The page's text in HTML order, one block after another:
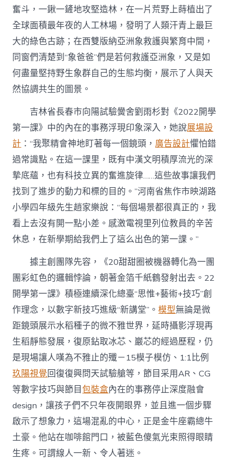
奮斗，一鍬一鏟地攻堅造林，在一片荒野上蒔植出了
全球面積最年夜的人工林場，發明了人類汗青上最巨
大的綠色古跡；在西雙版納亞洲象救護與繁育中間，
同窗們清楚到“象爸爸”們是若何救護亞洲象，又是如
何盡量堅持野生象群自己的生態均衡，展示了人與天
然協調共生的圖景。
吉林省長春市向陽試驗黌舍劉雨杉對《2022開學
第一課》中的內在的事務浮現印象深入，她說展場設
計 ：“我聚精會神地盯著每一個鏡頭，廣告設計懼怕錯
過常識點。在這一課里，既有中漢文明積厚流光的深
摯底蘊，也有科技立異的奮進旋律……這些故事讓我們
找到了進步的動力和標的目的。”河南省焦作市映湖路
小學四年級先生趙家樂說：“每個場景都很真正的，我
看上去沒有開一點小差。感激電視里列位教員的辛苦
休息，在新學期給我們上了這么出色的第一課。”
據主創團隊先容，《20甜甜圈被機器轉化為一團
團彩虹色的邏輯悖論，朝著金箔千紙鶴發射出去。22
開學第一課》積極連續深化總臺“思惟+藝術+技巧”創
作理念，以數字新技巧進級“新講堂”。模型無論是微
距鏡頭展示水稻種子的微不雅世界，延時攝影浮現再
生稻靜態發展，復原鉆取冰芯、巖芯的經過歷程，仍
是現場讓人嘆為不雅止的殲－15模子模仿、1:1比例
玖陽視覺回復復興問天試驗艙等，節目采用AR、CG
等數字技巧與節目包裝盒內在的事務停止深度融會
design，讓孩子們不只年夜開眼界，並且進一個步驟
啟示了想象力，這場混亂的中心，正是金牛座霸總牛
土豪。他站在咖啡館門口，被藍色傻氣光束照得眼睛
生疼。可謂線人一新、令人著迷。